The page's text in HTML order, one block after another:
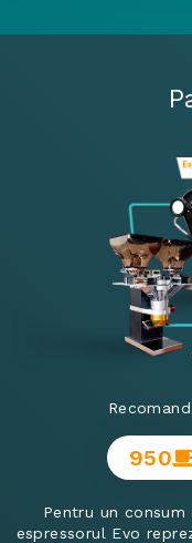
950
Pentru un
espressorul Evo